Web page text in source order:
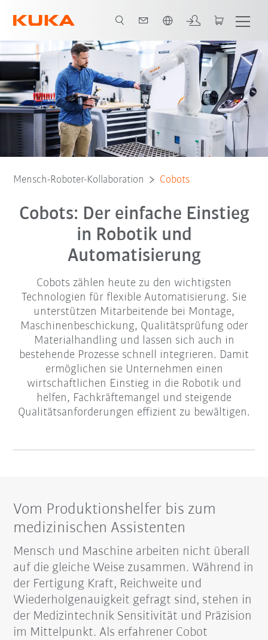
Cobots online kaufen Vorteile E-Book FAQ
Mensch-Roboter-Kollaboration Cobots
Cobots: Der einfache Einstieg
in Robotik und
Automatisierung
Cobots zählen heute zu den wichtigsten
Technologien für flexible Automatisierung. Sie
unterstützen Mitarbeitende bei Montage,
Maschinenbeschickung, Qualitätsprüfung oder
Materialhandling und lassen sich auch in
bestehende Prozesse schnell integrieren. Damit
ermöglichen sie Unternehmen einen
wirtschaftlichen Einstieg in die Robotik und
helfen, Fachkräftemangel und steigende
Qualitätsanforderungen effizient zu bewältigen.
Vom Produktionshelfer bis zum
medizinischen Assistenten
Mensch und Maschine arbeiten nicht überall
auf die gleiche Weise zusammen. Während in
der Fertigung Kraft, Reichweite und
Wiederholgenauigkeit gefragt sind, stehen in
der Medizintechnik Sensitivität und Präzision
im Mittelpunkt. Als erfahrener Cobot